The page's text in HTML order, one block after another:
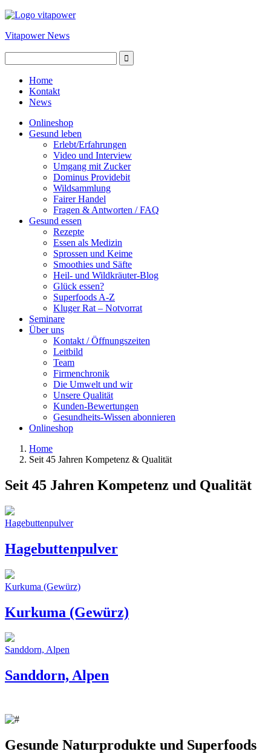
Vitapower News
Home
Kontakt
News
Onlineshop
Gesund leben
Erlebt/Erfahrungen
Video und Interview
Umgang mit Zucker
Dominus Providebit
Wildsammlung
Fairer Handel
Fragen & Antworten / FAQ
Gesund essen
Rezepte
Essen als Medizin
Sprossen und Keime
Smoothies und Säfte
Heil- und Wildkräuter-Blog
Glück essen?
Superfoods A-Z
Kluger Rat – Notvorrat
Seminare
Über uns
Kontakt / Öffnungszeiten
Leitbild
Team
Firmenchronik
Die Umwelt und wir
Unsere Qualität
Kunden-Bewertungen
Gesundheits-Wissen abonnieren
Onlineshop
Home
Seit 45 Jahren Kompetenz & Qualität
Seit 45 Jahren Kompetenz und Qualität
Hagebuttenpulver
Hagebuttenpulver
Kurkuma (Gewürz)
Kurkuma (Gewürz)
Sanddorn, Alpen
Sanddorn, Alpen
Gesunde Naturprodukte und Superfoods